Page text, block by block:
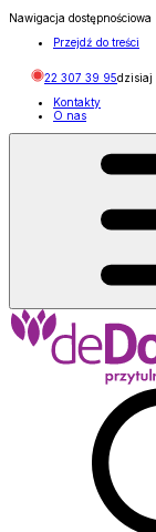
Nawigacja dostępnościowa
Przejdź do treści
22 307 39 95dzisiaj
Kontakty
O nas